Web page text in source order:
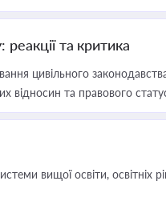
та критика
цивільного
та правового
вищої освіти, освітніх